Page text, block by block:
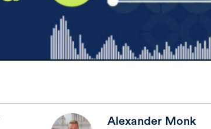
Alexander Monk